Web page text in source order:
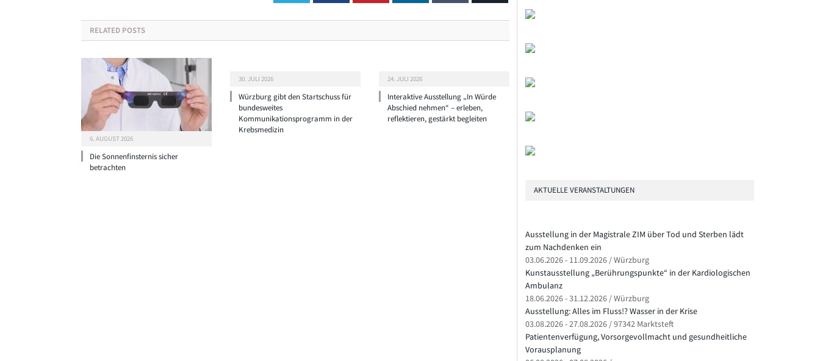
RELATED POSTS
6. AUGUST 2026
Die Sonnenfinsternis sicher
betrachten
30. JULI 2026
Würzburg gibt den Startschuss für
bundesweites
Kommunikationsprogramm in der
Krebsmedizin
24. JULI 2026
Interaktive Ausstellung „In Würde
Abschied nehmen“ – erleben,
reflektieren, gestärkt begleiten
AKTUELLE VERANSTALTUNGEN
Ausstellung in der Magistrale ZIM über Tod und Sterben lädt
zum Nachdenken ein
03.06.2026 - 11.09.2026 / Würzburg
Kunstausstellung „Berührungspunkte“ in der Kardiologischen
Ambulanz
18.06.2026 - 31.12.2026 / Würzburg
Ausstellung: Alles im Fluss!? Wasser in der Krise
03.08.2026 - 27.08.2026 / 97342 Marktsteft
Patientenverfügung, Vorsorgevollmacht und gesundheitliche
Vorausplanung